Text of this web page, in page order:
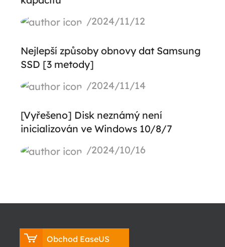
/2024/11/12
Nejlepší způsoby obnovy dat Samsung
SSD [3 metody]
/2024/11/14
[Vyřešeno] Disk neznámý není
inicializován ve Windows 10/8/7
/2024/10/16
Obchod EaseUS